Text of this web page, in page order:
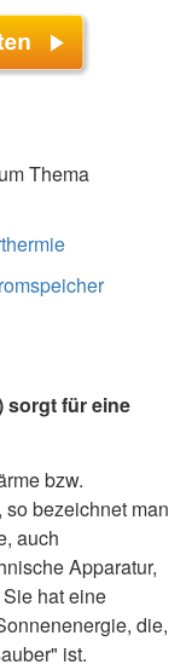
Thema
sorgt für eine
bzw.
bezeichnet man
auch
Apparatur,
hat eine
die,
ist.